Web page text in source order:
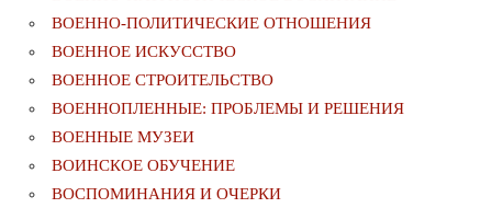
ВОЕННО-ПОЛИТИЧЕСКИE ОТНОШЕНИЯ
ВОЕННОЕ ИСКУССТВО
ВОЕННОЕ СТРОИТЕЛЬСТВО
ВОЕННОПЛЕННЫЕ: ПРОБЛЕМЫ И РЕШЕНИЯ
ВОЕННЫЕ МУЗЕИ
ВОИНСКОЕ ОБУЧЕНИЕ
ВОСПОМИНАНИЯ И ОЧЕРКИ